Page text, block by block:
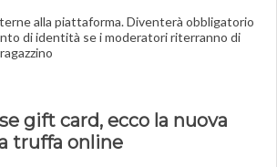
alla piattaforma. Diventerà obbligatorio
di identità se i moderatori riterranno di
gift card, ecco la nuova
truffa online